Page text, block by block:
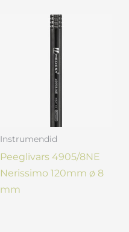
Instrumendid
Peeglivars 4905/8NE
Nerissimo 120mm ø 8
mm